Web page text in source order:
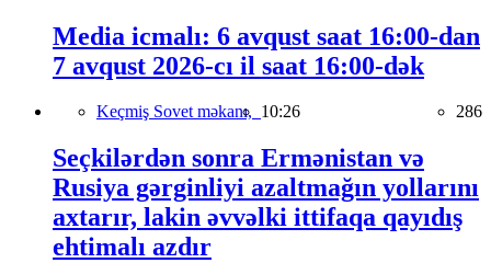
Media icmalı: 6 avqust saat 16:00-dan
7 avqust 2026-cı il saat 16:00-dək
Keçmiş Sovet məkanı, 10:26 286
Seçkilərdən sonra Ermənistan və
Rusiya gərginliyi azaltmağın yollarını
axtarır, lakin əvvəlki ittifaqa qayıdış
ehtimalı azdır